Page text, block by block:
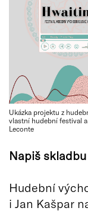
Ukázka projektu z
vlastní hudební festival
Leconte
Napiš
Hudební
i Jan Kašpar